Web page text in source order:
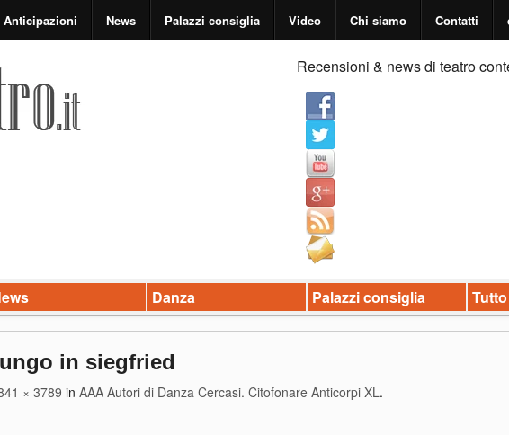
Anticipazioni News Palazzi consiglia Video Chi siamo Contatti
Recensioni & news di teatro
Danza Palazzi consiglia
in siegfried
× 3789 in AAA Autori di Danza Cercasi. Citofonare Anticorpi XL.